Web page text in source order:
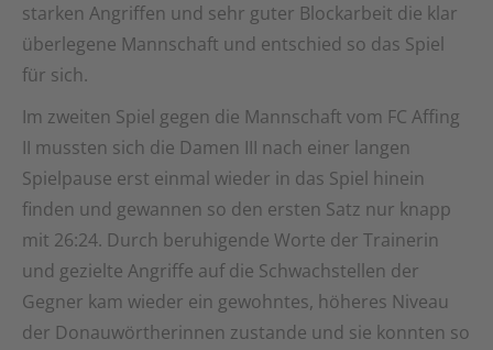
starken Angriffen und sehr guter Blockarbeit die klar
überlegene Mannschaft und entschied so das Spiel
für sich.
Im zweiten Spiel gegen die Mannschaft vom FC Affing
II mussten sich die Damen III nach einer langen
Spielpause erst einmal wieder in das Spiel hinein
finden und gewannen so den ersten Satz nur knapp
mit 26:24. Durch beruhigende Worte der Trainerin
und gezielte Angriffe auf die Schwachstellen der
Gegner kam wieder ein gewohntes, höheres Niveau
der Donauwörtherinnen zustande und sie konnten so